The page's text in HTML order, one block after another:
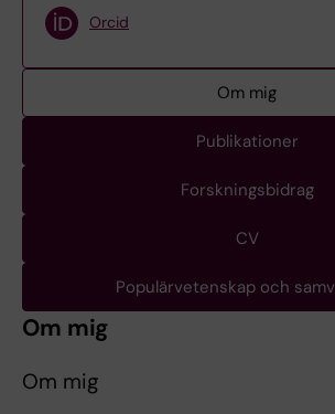
Orcid
Om mig
Publikationer
Forskningsbidrag
CV
Populärvetenskap och
Om mig
Om mig